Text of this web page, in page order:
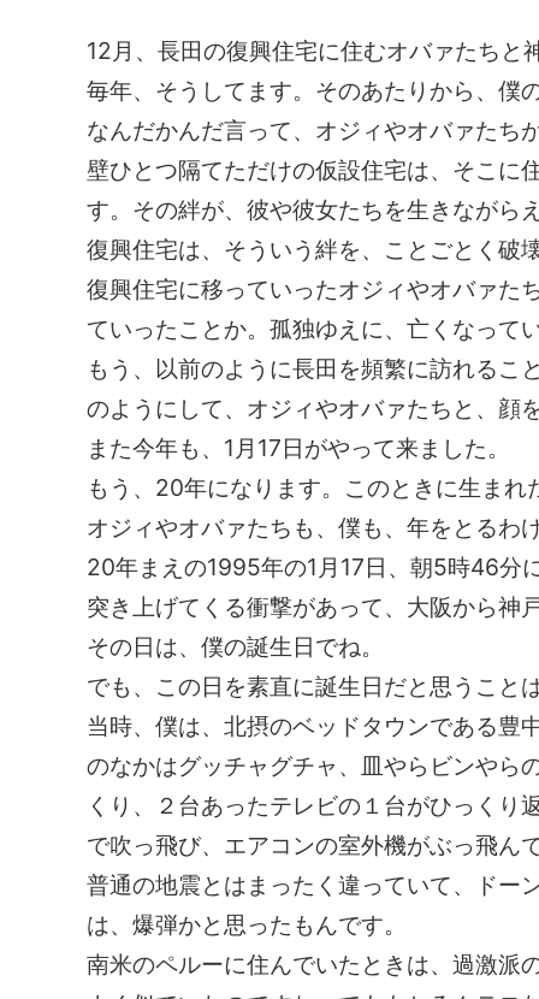
12月、長田の復興住宅に住むオバァたちと
毎年、そうしてます。そのあたりから、僕
なんだかんだ言って、オジィやオバァたち
壁ひとつ隔てただけの仮設住宅は、そこに
す。その絆が、彼や彼女たちを生きながら
復興住宅は、そういう絆を、ことごとく破
復興住宅に移っていったオジィやオバァた
ていったことか。孤独ゆえに、亡くなって
もう、以前のように長田を頻繁に訪れるこ
のようにして、オジィやオバァたちと、顔
また今年も、1月17日がやって来ました。
もう、20年になります。このときに生ま
オジィやオバァたちも、僕も、年をとるわ
20年まえの1995年の1月17日、朝5時46分
突き上げてくる衝撃があって、大阪から神
その日は、僕の誕生日でね。
でも、この日を素直に誕生日だと思うこと
当時、僕は、北摂のベッドタウンである豊
のなかはグッチャグチャ、皿やらビンやら
くり、２台あったテレビの１台がひっく
で吹っ飛び、エアコンの室外機がぶっ飛ん
普通の地震とはまったく違っていて、ドー
は、爆弾かと思ったもんです。
南米のペルーに住んでいたときは、過激派